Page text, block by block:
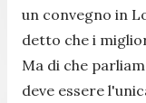
un convegno in
detto che i
Ma di che
deve essere